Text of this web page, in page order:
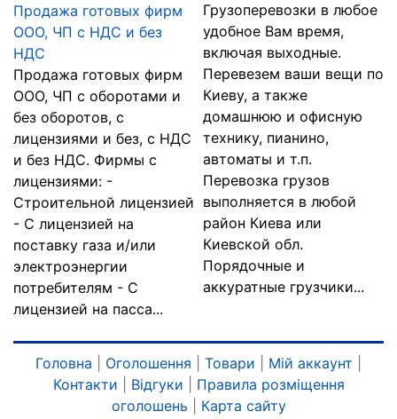
Продажа готовых фирм
ООО, ЧП с НДС и без
НДС
Продажа готовых фирм
ООО, ЧП с оборотами и
без оборотов, с
лицензиями и без, с НДС
и без НДС. Фирмы с
лицензиями: -
Строительной лицензией
- С лицензией на
поставку газа и/или
электроэнергии
потребителям - С
лицензией на пасса...
Грузоперевозки в любое
удобное Вам время,
включая выходные.
Перевезем ваши вещи по
Киеву, а также
домашнюю и офисную
технику, пианино,
автоматы и т.п.
Перевозка грузов
выполняется в любой
район Киева или
Киевской обл.
Порядочные и
аккуратные грузчики...
Головна Оголошення Товари Мій аккаунт
Контакти
Відгуки
Правила розміщення
оголошень
Карта сайту